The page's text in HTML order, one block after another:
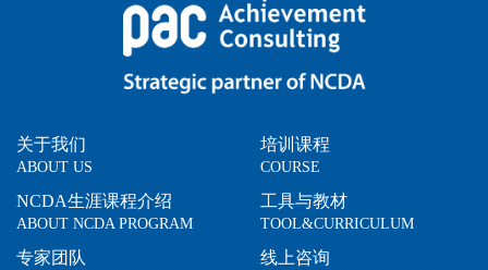
关于我们
ABOUT US
NCDA生涯课程介绍
ABOUT NCDA PROGRAM
专家团队
培训课程
COURSE
工具与教材
TOOL&CURRICULUM
线上咨询